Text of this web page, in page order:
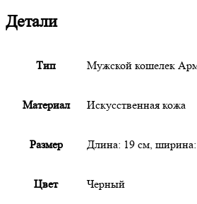
Детали
Тип Мужской кошелек
Материал Искусственная кожа
Размер Длина: 19 см,
Цвет Черный